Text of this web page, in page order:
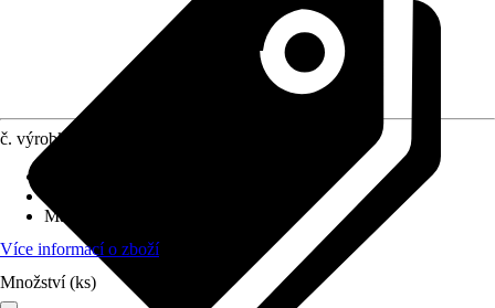
č. výrobku
Materiál
Více informací o zboží
Množství (ks)